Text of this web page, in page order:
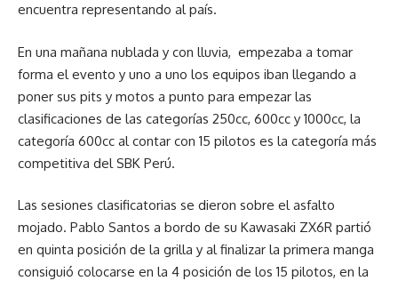
encuentra representando al país.
En una mañana nublada y con lluvia, empezaba a tomar
forma el evento y uno a uno los equipos iban llegando a
poner sus pits y motos a punto para empezar las
clasificaciones de las categorías 250cc, 600cc y 1000cc, la
categoría 600cc al contar con 15 pilotos es la categoría más
competitiva del SBK Perú.
Las sesiones clasificatorias se dieron sobre el asfalto
mojado. Pablo Santos a bordo de su Kawasaki ZX6R partió
en quinta posición de la grilla y al finalizar la primera manga
consiguió colocarse en la 4 posición de los 15 pilotos, en la